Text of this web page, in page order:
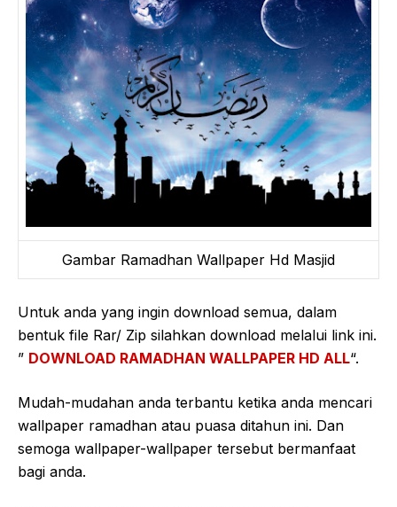
Gambar Ramadhan Wallpaper Hd Masjid
Untuk anda yang ingin download semua, dalam
bentuk file Rar/ Zip silahkan download melalui link ini.
” DOWNLOAD RAMADHAN WALLPAPER HD ALL“.
Mudah-mudahan anda terbantu ketika anda mencari
wallpaper ramadhan atau puasa ditahun ini. Dan
semoga wallpaper-wallpaper tersebut bermanfaat
bagi anda.